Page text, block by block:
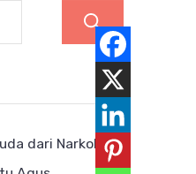
dari Narkoba,